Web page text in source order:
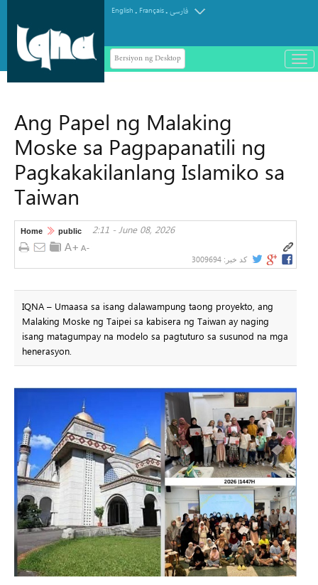
English . Français.فارسی
Bersiyon ng Desktop
باز
و
Ang Papel ng Malaking
Moske sa Pagpapanatili ng
Pagkakakilanlang Islamiko sa
Taiwan
Home public 2:11 - June 08, 2026
کد خبر: 3009694
IQNA – Umaasa sa isang dalawampung taong proyekto, ang
Malaking Moske ng Taipei sa kabisera ng Taiwan ay naging
isang matagumpay na modelo sa pagtuturo sa susunod na mga
henerasyon.